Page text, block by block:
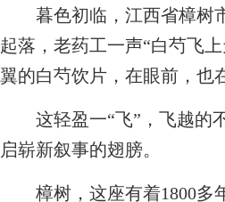
暮色初临，江西省樟树市
起落，老药工一声“白芍飞
翼的白芍饮片，在眼前，也
这轻盈一“飞”，飞越的
启崭新叙事的翅膀。
樟树，这座有着1800多